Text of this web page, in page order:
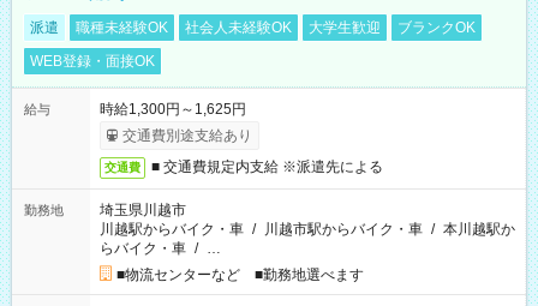
派遣 職種未経験OK 社会人未経験OK 大学生歓迎
ブランクOK
WEB登録・面接OK
給与
時給1,300円～1,625円
交通費別途支給あり
交通費 ■ 交通費規定内支給 ※派遣先による
勤務地
埼玉県川越市
川越駅からバイク・車 / 川越市駅からバイク・車 / 本川越駅か
らバイク・車 / …
■物流センターなど ■勤務地選べます